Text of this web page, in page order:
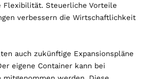
Flexibilität. Steuerliche Vorteile
verbessern die Wirtschaftlichkeit
auch zukünftige Expansionspläne
eigene Container kann bei